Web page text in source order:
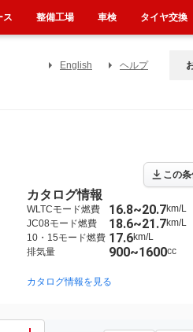
English ヘルプ
この
1995年9月~2003年7月（3）
カタログ情報
WLTCモード燃費 16.8~20.7km/L
JC08モード燃費
18.6~21.7km/L
10・15モード燃費 17.6km/L
排気量
900~1600cc
カタログ情報を見る
ス 整備工場 車検 タイヤ交換